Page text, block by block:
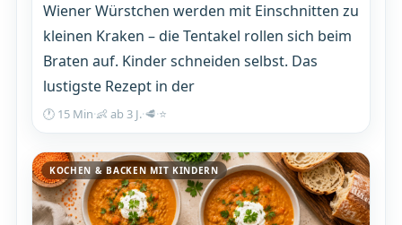
Wiener Würstchen werden mit Einschnitten zu
kleinen Kraken – die Tentakel rollen sich beim
Braten auf. Kinder schneiden selbst. Das
lustigste Rezept in der
🕐 15 Min·👶 ab 3 J.·🥩·⭐
KOCHEN & BACKEN MIT KINDERN